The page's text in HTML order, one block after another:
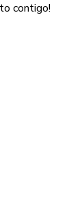
contigo!